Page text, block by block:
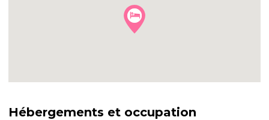
Hébergements et occupation